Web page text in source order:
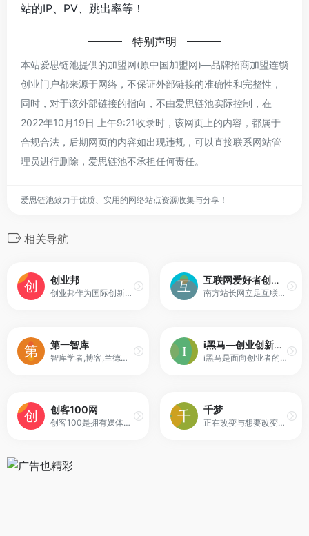
站的IP、PV、跳出率等！
特别声明
本站爱思链池提供的加盟网(原中国加盟网)—品牌招商加盟连锁
创业门户都来源于网络，不保证外部链接的准确性和完整性，
同时，对于该外部链接的指向，不由爱思链池实际控制，在
2022年10月19日 上午9:21收录时，该网页上的内容，都属于
合规合法，后期网页的内容如出现违规，可以直接联系网站管
理员进行删除，爱思链池不承担任何责任。
爱思链池致力于优质、实用的网络站点资源收集与分享！
相关导航
创业邦
创业邦作为国际创新生态服务平台，为高成长企业、金融机构、产业园区、地方政府提供全方位的媒体资讯、数字会展、数据研究、创新咨询、教育培训、资本对接等服务。
互联网爱好者创业的站长之家
南方站长网立足互联网创业者，是服务于网页设计师、程序员、产品经理、大数据、IDC、SEO、电子商务、微商、云计算、微网站、微店等互联网从业者的综合平台；提供网站源码、互联网新闻、IT创业教程、网络营销视频等站长资源；欢迎软件工程师、网站美工、网站站长加入。
第一智库
智库学者,博客,兰德公司,智库,布鲁金斯,学者,经济学家,地缘,国际关系,中外关系,战略,宾夕法尼亚,政治,一带一路,新丝绸之路,疆独,藏独,达赖,宗教,战略与观察,观察家,CSIS,国际战略研究中心,南海,岛链,反介,外交,核武器,经济,投资,政策
i黑马—创业创新服务平台
i黑马是面向创业者的创新型综合服务平台，掌握创业创新领域强有力话语权的媒体矩阵,致力于帮助创业者获得投资、人才、宣传和经验。
创客100网
创客100是拥有媒体属性的互联网股权投融资平台，由IT时代周刊和中关村科技园区昌平园共同发起组建。旗下媒体集群拥有一千多万IT、互联网、创业者、投资人为主的读者和粉丝。
千梦
正在改变与想要改变世界的人,都在千梦！